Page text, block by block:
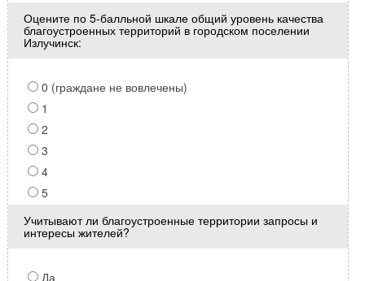
Оцените по 5-балльной шкале общий уровень качества
благоустроенных территорий в городском поселении
Излучинск:
0 (граждане не вовлечены)
1
2
3
4
5
Учитывают ли благоустроенные территории запросы и
интересы жителей?
Да